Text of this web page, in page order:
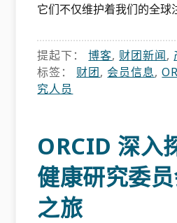
它们不仅维护着我们的全
提起下：博客, 财团新闻,
标签： 财团, 会员信息,
究人员
ORCID 深
健康研究委
之旅